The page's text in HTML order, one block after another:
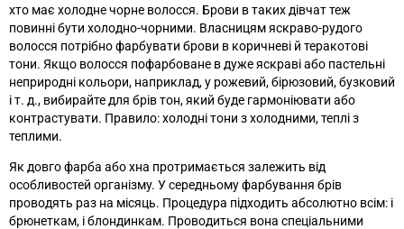
хто має холодне чорне волосся. Брови в таких дівчат теж
повинні бути холодно-чорними. Власницям яскраво-рудого
волосся потрібно фарбувати брови в коричневі й теракотові
тони. Якщо волосся пофарбоване в дуже яскраві або пастельні
неприродні кольори, наприклад, у рожевий, бірюзовий, бузковий
і т. д., вибирайте для брів тон, який буде гармоніювати або
контрастувати. Правило: холодні тони з холодними, теплі з
теплими.
Як довго фарба або хна протримається залежить від
особливостей організму. У середньому фарбування брів
проводять раз на місяць. Процедура підходить абсолютно всім: і
брюнеткам, і блондинкам. Проводиться вона спеціальними